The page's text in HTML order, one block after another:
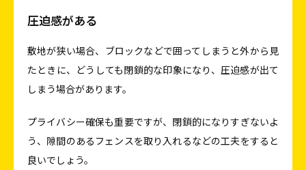
圧迫感がある
敷地が狭い場合、ブロックなどで囲ってしまうと外から見
たときに、どうしても閉鎖的な印象になり、圧迫感が出て
しまう場合があります。
プライバシー確保も重要ですが、閉鎖的になりすぎないよ
う、隙間のあるフェンスを取り入れるなどの工夫をすると
良いでしょう。